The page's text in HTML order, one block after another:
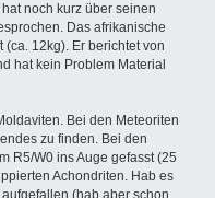
noch kurz über seinen
Das afrikanische
(ca. 12kg). Er berichtet von
hat kein Problem Material
Bei den Meteoriten
zu finden. Bei den
R5/W0 ins Auge gefasst (25
Achondriten. Hab es
(hab aber schon